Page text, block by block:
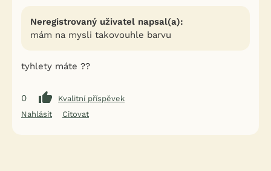
Neregistrovaný uživatel napsal(a):
mám na mysli takovouhle barvu
tyhlety máte ??
0
Kvalitní příspěvek
Nahlásit
Citovat